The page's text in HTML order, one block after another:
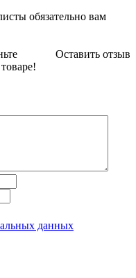
обязательно вам
Оставить отзыв
данных